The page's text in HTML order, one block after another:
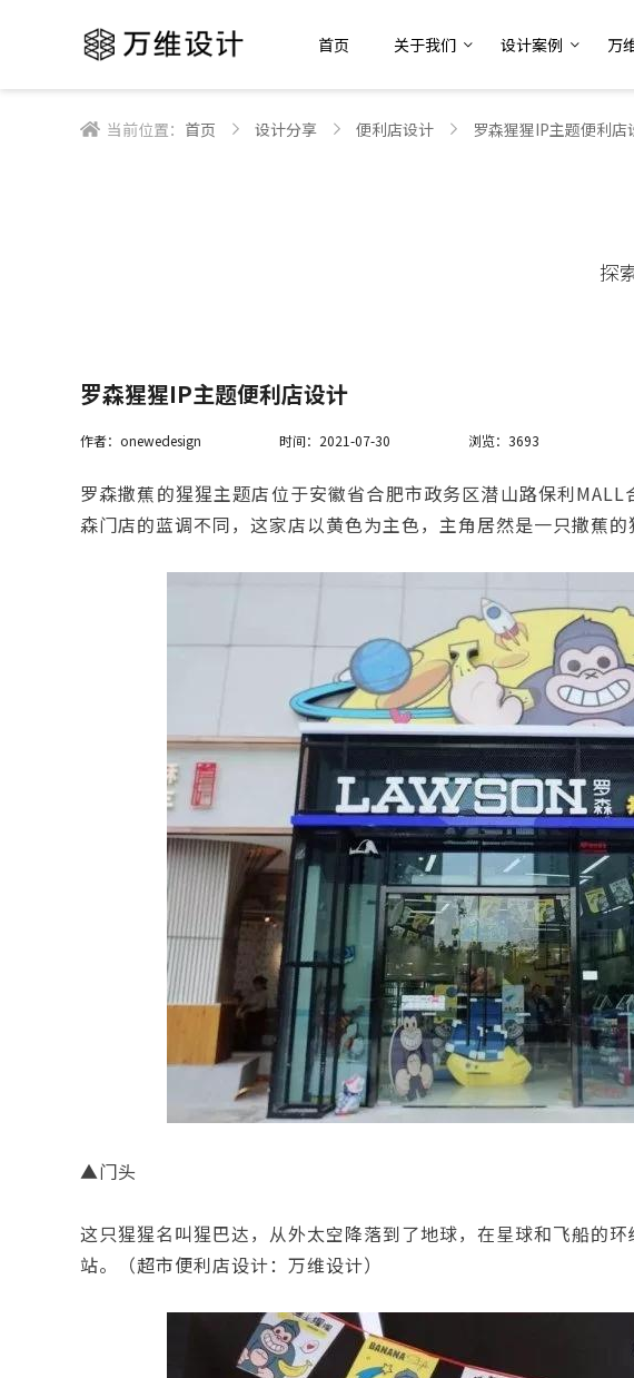
首页 关于我们 设计案例 万
当前位置： 首页 设计分享 便利店设计 罗森猩猩IP主题便利店
探
罗森猩猩IP主题便利店设计
作者：onewedesign 时间：2021-07-30 浏览：3693
罗森撒蕉的猩猩主题店位于安徽省合肥市政务区潜山路保利
森门店的蓝调不同，这家店以黄色为主色，主角居然是一只撒蕉的
▲门头
这只猩猩名叫猩巴达，从外太空降落到了地球，在星球和飞船的
站。（超市便利店设计：万维设计）